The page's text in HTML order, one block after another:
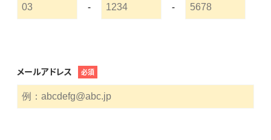
- -
メールアドレス 必須